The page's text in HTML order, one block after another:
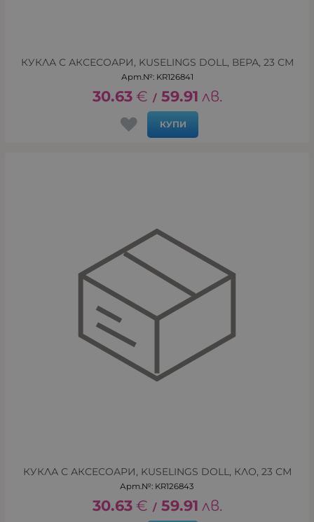
КУКЛА С АКСЕСОАРИ, KUSELINGS DOLL, ВЕРА, 23 СМ
Арт.№: KR126841
30.63 € / 59.91 лв.
КУПИ
КУКЛА С АКСЕСОАРИ, KUSELINGS DOLL, КЛО, 23 СМ
Арт.№: KR126843
30.63 € / 59.91 лв.